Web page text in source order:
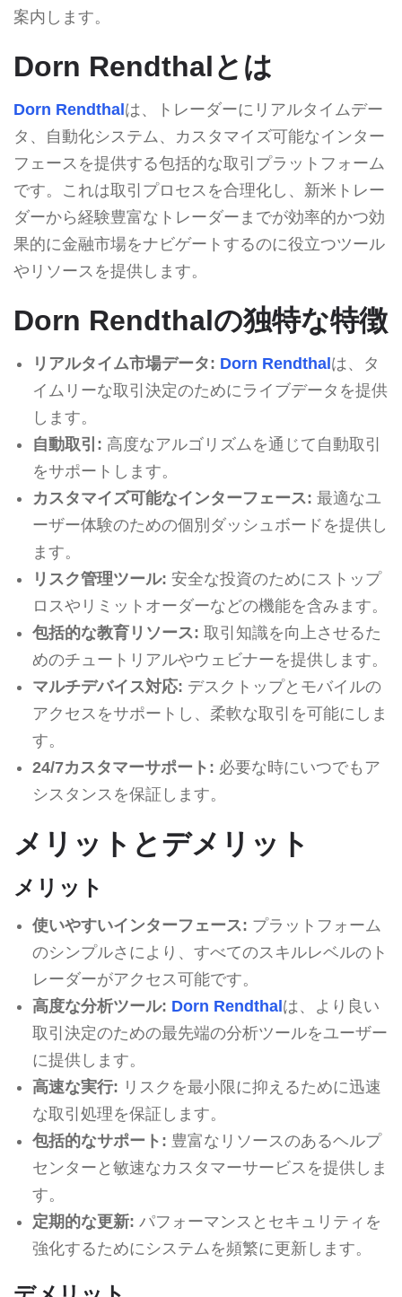
案内します。
Dorn Rendthalとは
Dorn Rendthalは、トレーダーにリアルタイムデー
タ、自動化システム、カスタマイズ可能なインター
フェースを提供する包括的な取引プラットフォーム
です。これは取引プロセスを合理化し、新米トレー
ダーから経験豊富なトレーダーまでが効率的かつ効
果的に金融市場をナビゲートするのに役立つツール
やリソースを提供します。
Dorn Rendthalの独特な特徴
リアルタイム市場データ: Dorn Rendthalは、タ
イムリーな取引決定のためにライブデータを提供
します。
自動取引: 高度なアルゴリズムを通じて自動取引
をサポートします。
カスタマイズ可能なインターフェース: 最適なユ
ーザー体験のための個別ダッシュボードを提供し
ます。
リスク管理ツール: 安全な投資のためにストップ
ロスやリミットオーダーなどの機能を含みます。
包括的な教育リソース: 取引知識を向上させるた
めのチュートリアルやウェビナーを提供します。
マルチデバイス対応: デスクトップとモバイルの
アクセスをサポートし、柔軟な取引を可能にしま
す。
24/7カスタマーサポート: 必要な時にいつでもア
シスタンスを保証します。
メリットとデメリット
メリット
使いやすいインターフェース: プラットフォーム
のシンプルさにより、すべてのスキルレベルのト
レーダーがアクセス可能です。
高度な分析ツール: Dorn Rendthalは、より良い
取引決定のための最先端の分析ツールをユーザー
に提供します。
高速な実行: リスクを最小限に抑えるために迅速
な取引処理を保証します。
包括的なサポート: 豊富なリソースのあるヘルプ
センターと敏速なカスタマーサービスを提供しま
す。
定期的な更新: パフォーマンスとセキュリティを
強化するためにシステムを頻繁に更新します。